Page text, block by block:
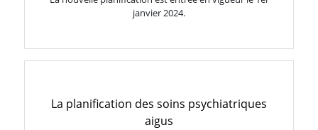
janvier 2024.
La planification des soins psychiatriques
aigus